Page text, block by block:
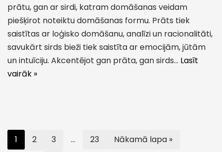
prātu, gan ar sirdi, katram domāšanas veidam
piešķirot noteiktu domāšanas formu. Prāts tiek
saistītas ar loģisko domāšanu, analīzi un racionalitāti,
savukārt sirds bieži tiek saistīta ar emocijām, jūtām
un intuīciju. Akcentējot gan prāta, gan sirds… Lasīt
vairāk »
1 2 3 … 23 Nākamā lapa »